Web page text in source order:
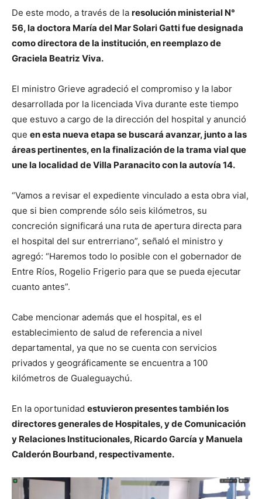
De este modo, a través de la resolución ministerial N°
56, la doctora María del Mar Solari Gatti fue designada
como directora de la institución, en reemplazo de
Graciela Beatriz Viva.
El ministro Grieve agradeció el compromiso y la labor
desarrollada por la licenciada Viva durante este tiempo
que estuvo a cargo de la dirección del hospital y anunció
que en esta nueva etapa se buscará avanzar, junto a las
áreas pertinentes, en la finalización de la trama vial que
une la localidad de Villa Paranacito con la autovía 14.
“Vamos a revisar el expediente vinculado a esta obra vial,
que si bien comprende sólo seis kilómetros, su
concreción significará una ruta de apertura directa para
el hospital del sur entrerriano”, señaló el ministro y
agregó: “Haremos todo lo posible con el gobernador de
Entre Ríos, Rogelio Frigerio para que se pueda ejecutar
cuanto antes”.
Cabe mencionar además que el hospital, es el
establecimiento de salud de referencia a nivel
departamental, ya que no se cuenta con servicios
privados y geográficamente se encuentra a 100
kilómetros de Gualeguaychú.
En la oportunidad estuvieron presentes también los
directores generales de Hospitales, y de Comunicación
y Relaciones Institucionales, Ricardo García y Manuela
Calderón Bourband, respectivamente.